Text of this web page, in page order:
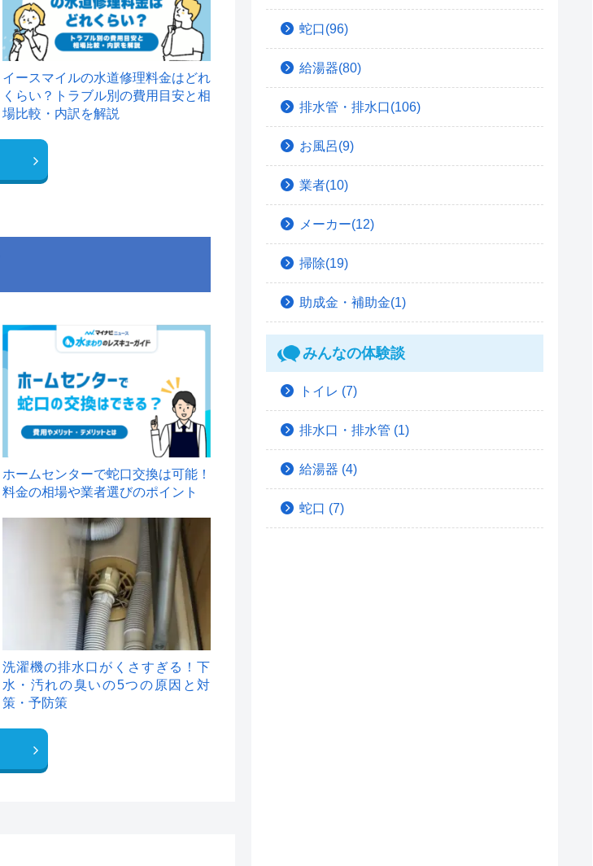
イースマイルの水道修理料金はどれ
くらい？トラブル別の費用目安と相
場比較・内訳を解説
ホームセンターで蛇口交換は可能！
料金の相場や業者選びのポイント
洗濯機の排水口がくさすぎる！下
水・汚れの臭いの5つの原因と対
策・予防策
蛇口(96)
給湯器(80)
排水管・排水口(106)
お風呂(9)
業者(10)
メーカー(12)
掃除(19)
助成金・補助金(1)
みんなの体験談
トイレ (7)
排水口・排水管 (1)
給湯器 (4)
蛇口 (7)